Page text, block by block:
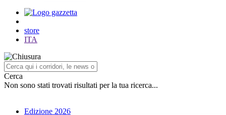
store
ITA
Cerca
Non sono stati trovati risultati per la tua ricerca...
Edizione 2026